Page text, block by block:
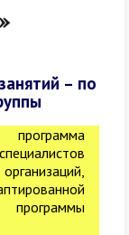
– по
программа
программы